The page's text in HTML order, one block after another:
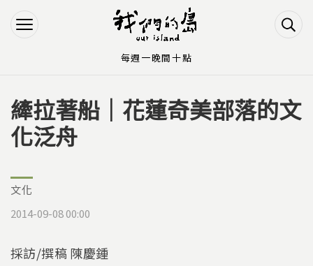
Jump to Navigation
Jump to Main content
您在這裡
縴拉著船｜花蓮奇美部落的文
化泛舟
文化
2014-09-08 00:00
採訪/撰稿 陳慶鍾
每週一晚間十點